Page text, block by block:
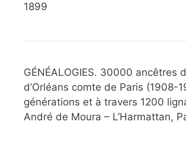
1899
GÉNÉALOGIES. 30000 ancêtres
d’Orléans comte de Paris (1908-
générations et à travers 1200
André de Moura – L’Harmattan,